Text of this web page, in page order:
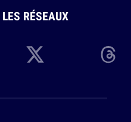
LES RÉSEAUX